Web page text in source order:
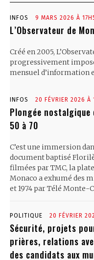
INFOS 9 MARS 2026 À
L’Observateur de
Créé en 2005,
progressivement
mensuel d’information
INFOS 20 FÉVRIER 2026 À
Plongée nostalgique
50 à 70
C’est une immersion
document baptisé
filmées par TMC, la
Monaco a exhumé des
et 1974 par Télé Monte-
POLITIQUE 20 FÉVRIER
Sécurité, projets
prières, relations
des candidats aux